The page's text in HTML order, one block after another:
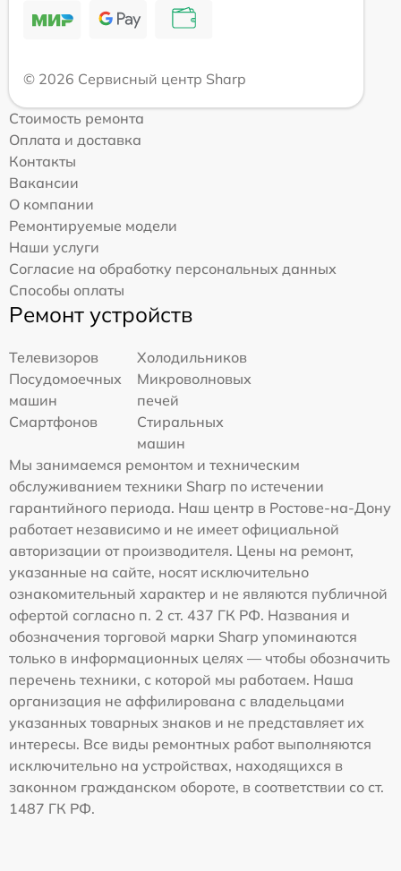
© 2026 Сервисный центр Sharp
Стоимость ремонта
Оплата и доставка
Контакты
Вакансии
О компании
Ремонтируемые модели
Наши услуги
Согласие на обработку персональных данных
Способы оплаты
Ремонт устройств
Телевизоров
Холодильников
Посудомоечных
машин
Микроволновых
печей
Смартфонов
Стиральных
машин
Мы занимаемся ремонтом и техническим
обслуживанием техники Sharp по истечении
гарантийного периода. Наш центр в Ростове-на-Дону
работает независимо и не имеет официальной
авторизации от производителя. Цены на ремонт,
указанные на сайте, носят исключительно
ознакомительный характер и не являются публичной
офертой согласно п. 2 ст. 437 ГК РФ. Названия и
обозначения торговой марки Sharp упоминаются
только в информационных целях — чтобы обозначить
перечень техники, с которой мы работаем. Наша
организация не аффилирована с владельцами
указанных товарных знаков и не представляет их
интересы. Все виды ремонтных работ выполняются
исключительно на устройствах, находящихся в
законном гражданском обороте, в соответствии со ст.
1487 ГК РФ.